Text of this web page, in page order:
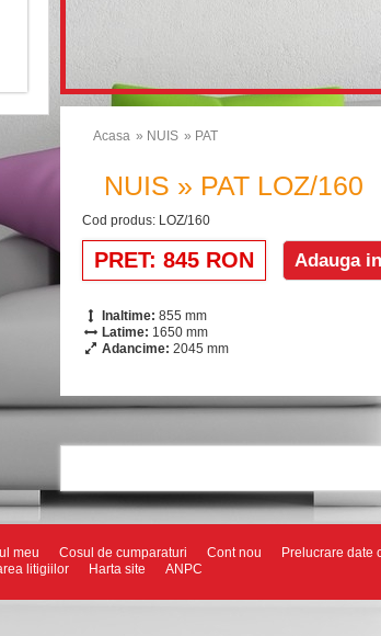
Acasa » NUIS » PAT
NUIS » PAT LOZ/160
Cod produs: LOZ/160
PRET: 845 RON
Inaltime: 855 mm
Latime: 1650 mm
Adancime: 2045 mm
meu Cosul de cumparaturi Cont nou Prelucrare date
litigiilor Harta site ANPC